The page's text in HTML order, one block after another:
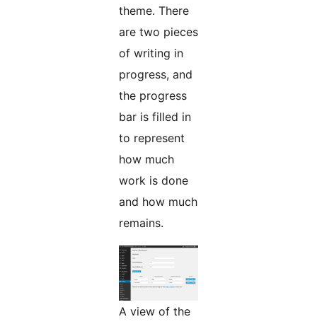
theme. There
are two pieces
of writing in
progress, and
the progress
bar is filled in
to represent
how much
work is done
and how much
remains.
A view of the